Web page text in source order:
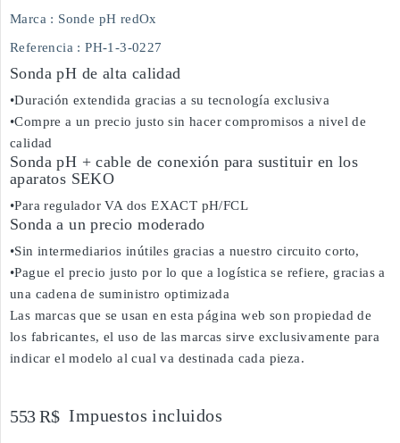
Marca : Sonde pH redOx
Referencia : PH-1-3-0227
Sonda pH de alta calidad
•Duración extendida gracias a su tecnología exclusiva
•Compre a un precio justo sin hacer compromisos a nivel de
calidad
Sonda pH + cable de conexión para sustituir en los
aparatos SEKO
•Para regulador VA dos EXACT pH/FCL
Sonda a un precio moderado
•Sin intermediarios inútiles gracias a nuestro circuito corto,
•Pague el precio justo por lo que a logística se refiere, gracias a
una cadena de suministro optimizada
Las marcas que se usan en esta página web son propiedad de
los fabricantes, el uso de las marcas sirve exclusivamente para
indicar el modelo al cual va destinada cada pieza.
553 R$ Impuestos incluidos